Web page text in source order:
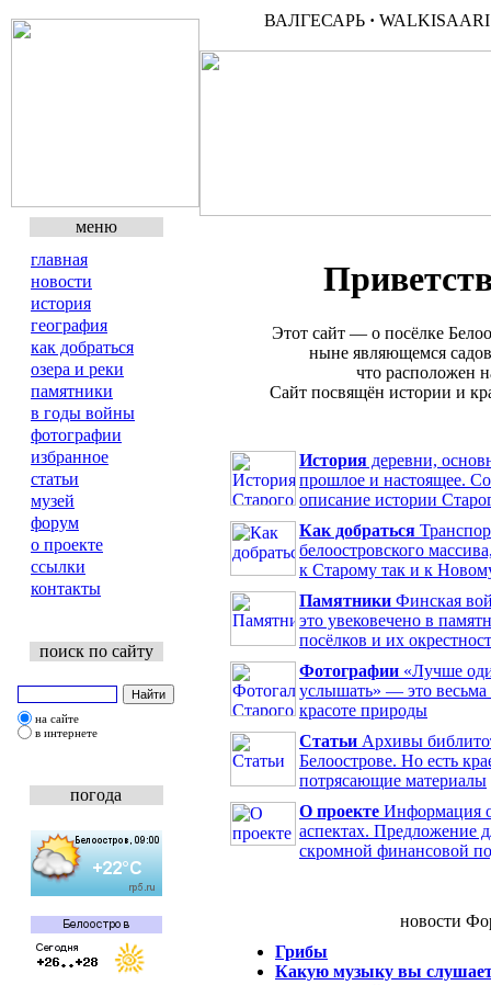
ВАЛГЕСАРЬ ·
меню
главная
новости
история
география
как добраться
озера и реки
памятники
в годы войны
фотографии
избранное
статьи
музей
форум
о проекте
ссылки
контакты
поиск по сайту
на сайте
в интернете
погода
Этот сайт — о посёлке
ныне являющемся
что расположен
Сайт посвящён истории и
История деревни,
прошлое и настоящее.
описание истории
Как добраться
белоостровского
к Старому так и к
Памятники Финская
это увековечено в
посёлков и их
Фотографии «Лучше
услышать» — это весьма
красоте природы
Статьи Архивы
Белоострове. Но есть
потрясающие материалы
О проекте Информация
аспектах. Предложение
скромной финансовой
новости
Грибы
Какую музыку вы